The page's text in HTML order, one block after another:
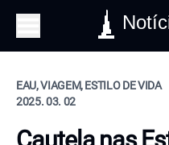
EAU, VIAGEM, ESTILO DE VIDA
2025. 03. 02